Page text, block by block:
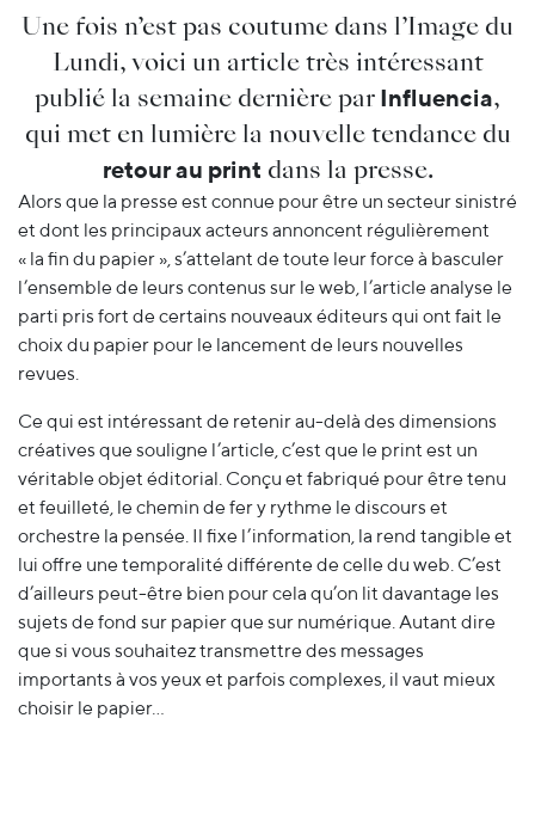
Une fois n’est pas coutume dans l’Image du
Lundi, voici un article très intéressant
publié la semaine dernière par Influencia,
qui met en lumière la nouvelle tendance du
retour au print dans la presse.
Alors que la presse est connue pour être un secteur sinistré
et dont les principaux acteurs annoncent régulièrement
« la fin du papier », s’attelant de toute leur force à basculer
l’ensemble de leurs contenus sur le web, l’article analyse le
parti pris fort de certains nouveaux éditeurs qui ont fait le
choix du papier pour le lancement de leurs nouvelles
revues.
Ce qui est intéressant de retenir au-delà des dimensions
créatives que souligne l’article, c’est que le print est un
véritable objet éditorial. Conçu et fabriqué pour être tenu
et feuilleté, le chemin de fer y rythme le discours et
orchestre la pensée. Il fixe l’information, la rend tangible et
lui offre une temporalité différente de celle du web. C’est
d’ailleurs peut-être bien pour cela qu’on lit davantage les
sujets de fond sur papier que sur numérique. Autant dire
que si vous souhaitez transmettre des messages
importants à vos yeux et parfois complexes, il vaut mieux
choisir le papier…